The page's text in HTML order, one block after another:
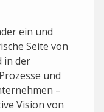
ein und
Seite von
in der
und
–
Vision von